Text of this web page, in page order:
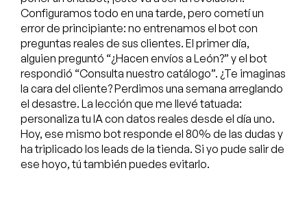
Configuramos todo en una tarde, pero cometí un
error de principiante: no entrenamos el bot con
preguntas reales de sus clientes. El primer día,
alguien preguntó “¿Hacen envíos a León?” y el bot
respondió “Consulta nuestro catálogo”. ¿Te imaginas
la cara del cliente? Perdimos una semana arreglando
el desastre. La lección que me llevé tatuada:
personaliza tu IA con datos reales desde el día uno.
Hoy, ese mismo bot responde el 80% de las dudas y
ha triplicado los leads de la tienda. Si yo pude salir de
ese hoyo, tú también puedes evitarlo.